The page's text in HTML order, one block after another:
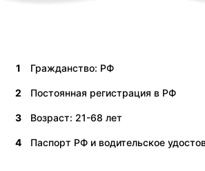
1 Гражданство: РФ
2 Постоянная регистрация в РФ
3 Возраст: 21-68 лет
4 Паспорт РФ и водительское